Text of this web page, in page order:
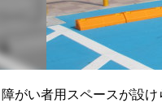
障がい者用スペースが設け